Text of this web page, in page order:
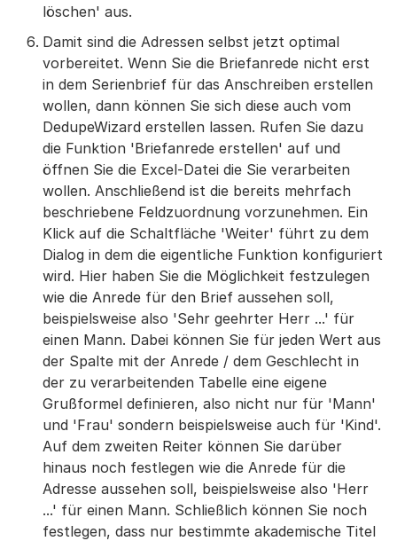
löschen' aus.
Damit sind die Adressen selbst jetzt optimal
vorbereitet. Wenn Sie die Briefanrede nicht erst
in dem Serienbrief für das Anschreiben erstellen
wollen, dann können Sie sich diese auch vom
DedupeWizard erstellen lassen. Rufen Sie dazu
die Funktion 'Briefanrede erstellen' auf und
öffnen Sie die Excel-Datei die Sie verarbeiten
wollen. Anschließend ist die bereits mehrfach
beschriebene Feldzuordnung vorzunehmen. Ein
Klick auf die Schaltfläche 'Weiter' führt zu dem
Dialog in dem die eigentliche Funktion konfiguriert
wird. Hier haben Sie die Möglichkeit festzulegen
wie die Anrede für den Brief aussehen soll,
beispielsweise also 'Sehr geehrter Herr ...' für
einen Mann. Dabei können Sie für jeden Wert aus
der Spalte mit der Anrede / dem Geschlecht in
der zu verarbeitenden Tabelle eine eigene
Grußformel definieren, also nicht nur für 'Mann'
und 'Frau' sondern beispielsweise auch für 'Kind'.
Auf dem zweiten Reiter können Sie darüber
hinaus noch festlegen wie die Anrede für die
Adresse aussehen soll, beispielsweise also 'Herr
...' für einen Mann. Schließlich können Sie noch
festlegen, dass nur bestimmte akademische Titel